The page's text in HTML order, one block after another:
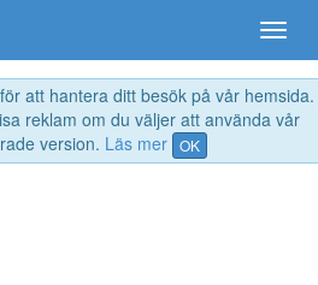
att hantera ditt besök på vår hemsida.
reklam om du väljer att använda vår
version. Läs mer OK